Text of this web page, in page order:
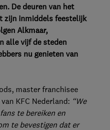
De deuren van het
zijn inmiddels feestelijk
Alkmaar,
alle vijf de steden
nu genieten van
master franchisee
KFC Nederland: “We
te bereiken en
te bevestigen dat er